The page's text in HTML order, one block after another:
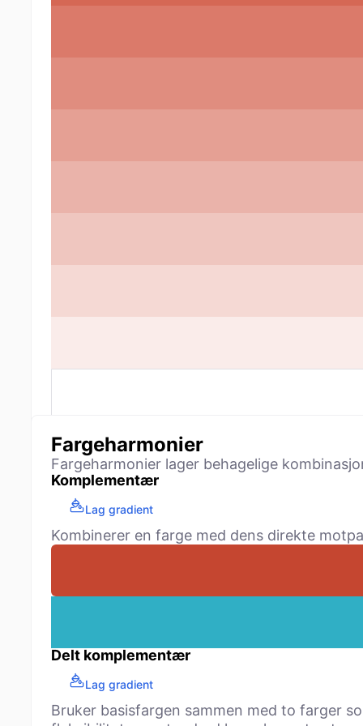
Fargeharmonier
Fargeharmonier lager behagelige
Komplementær
Lag gradient
Kombinerer en farge med dens direkte
Delt komplementær
Lag gradient
Bruker basisfargen sammen med to farger